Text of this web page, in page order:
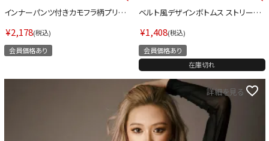
今活躍している多ジャンルダンサーさん×bombshellコラボ特集
インナーパンツ付きカモフラ柄プリー
bshell/ボムシェル】(S/M/L)(ピンク/グ
レー/カーキ)
¥2,178 税込
会員価格あり
ベルト風デザインボトムス ストリート
¥1,408 税込
会員価格あり
在庫切れ
詳細を見る